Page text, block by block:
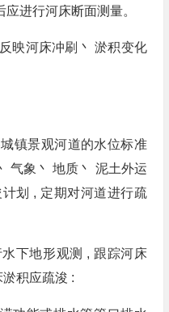
进行河床断面测量。
映河床冲刷丶 淤积变化
镇景观河道的水位标准
气象丶 地质丶 泥土外运
划 , 定期对河道进行疏
水下地形观测 , 跟踪河床
积应疏浚 :